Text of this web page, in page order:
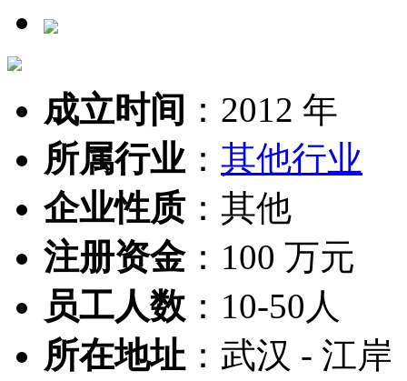
成立时间 ： 2012 年
所属行业： 其他行业
企业性质： 其他
注册资金： 100 万元
员工人数 ： 10-50人
所在地址 ： 武汉 - 江岸